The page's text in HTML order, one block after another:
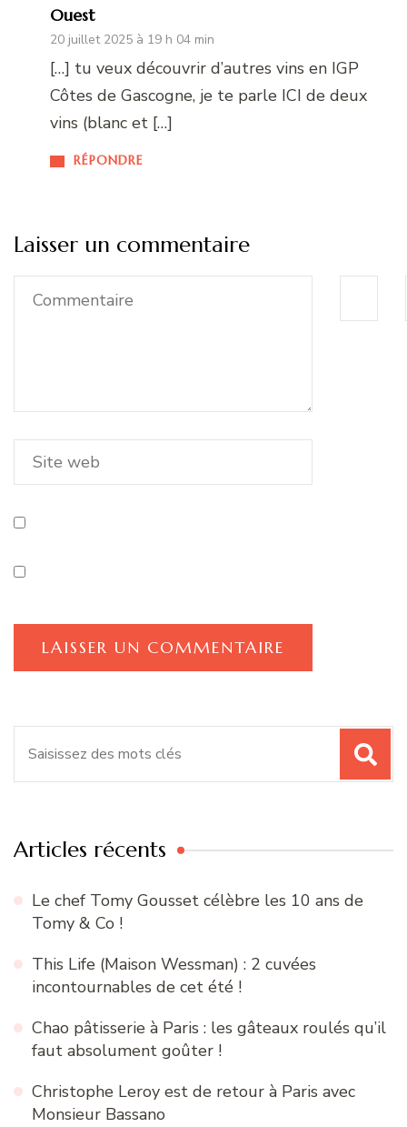
Ouest
20 juillet 2025 à 19 h 04 min
RÉPONDRE
[…] tu veux découvrir d’autres vins en IGP
Côtes de Gascogne, je te parle ICI de deux
vins (blanc et […]
Laisser un commentaire
Articles récents
Le chef Tomy Gousset célèbre les 10 ans de
Tomy & Co !
This Life (Maison Wessman) : 2 cuvées
incontournables de cet été !
Chao pâtisserie à Paris : les gâteaux roulés qu’il
faut absolument goûter !
Christophe Leroy est de retour à Paris avec
Monsieur Bassano